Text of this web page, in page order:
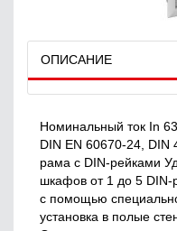
ОПИСАНИЕ
Номинальный ток In
DIN EN 60670-24, DIN
рама с DIN-рейками
шкафов от 1 до 5 DIN-
с помощью
установка в полые